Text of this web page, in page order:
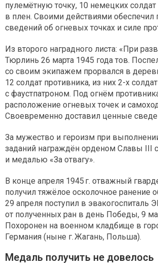
пулемётную точку, 10 немецких солдат
в плен. Своими действиями обеспечил
сведений об огневых точках и силе
Из второго наградного листа: «При
Тюрлинь 26 марта 1945 года тов.
со своим экипажем прорвался в
12 солдат противника, из них 2-х солдат
с фаустпатроном. Под огнём
расположение огневых точек и
Своевременно доставил ценные
За мужество и героизм при
заданий награждён орденом Славы III
и медалью «За отвагу».
В конце апреля 1945 г. отважный
получил тяжёлое осколочное ранение
29 апреля поступил в эвакогоспиталь
от полученных ран в день Победы, 9
Похоронен на военном кладбище в
Германия (ныне г. Жагань, Польша).
Медаль получить не довелось